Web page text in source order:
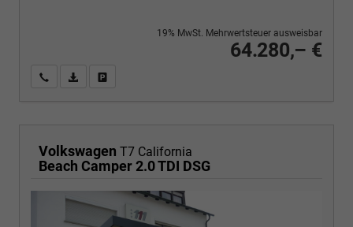
64.280,– €
19% MwSt. Mehrwertsteuer ausweisbar
Wir rufen Sie anPDF-Fahrzeugexposé drucken
Volkswagen T7 California
Beach Camper 2.0 TDI DSG